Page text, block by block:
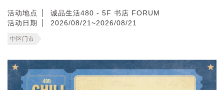
活动地点
诚品生活480 - 5F 书店 FORUM
活动日期
2026/08/21~2026/08/21
中区门市